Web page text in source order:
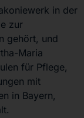
in der
zur
gehört, und
Maria
für Pflege,
mit
in Bayern,